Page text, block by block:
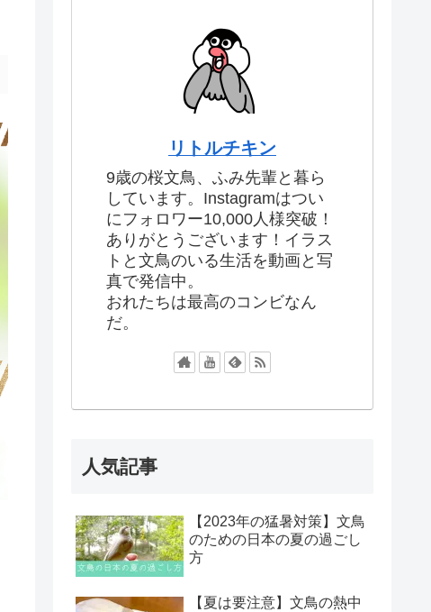
リトルチキン
9歳の桜文鳥、ふみ先輩と暮ら
しています。Instagramはつい
にフォロワー10,000人様突破！
ありがとうございます！イラス
トと文鳥のいる生活を動画と写
真で発信中。
おれたちは最高のコンビなん
だ。
人気記事
【2023年の猛暑対策】文鳥
のための日本の夏の過ごし
方
【夏は要注意】文鳥の熱中